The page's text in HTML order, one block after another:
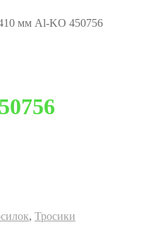
мм Al-KO 450756
, Тросики